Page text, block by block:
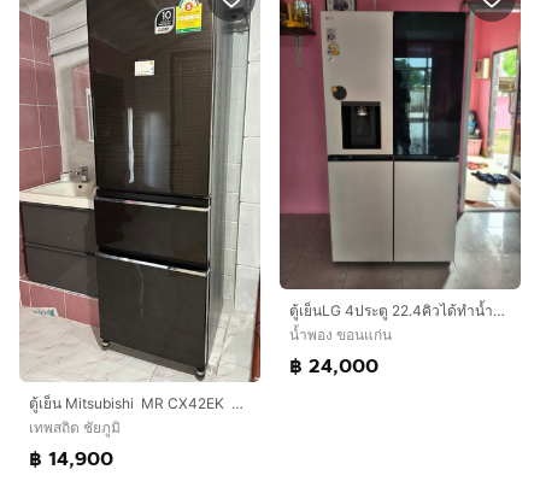
ตู้เย็น Mitsubishi MR CX42EK BRW 12.6คิว
เทพสถิต ชัยภูมิ
฿ 14,900
ตู้เย็นLG 4ประตู 22.4คิวได้ทำน้ำแข็งได้ทั้งป่นและก้อนกดน้ำได้เคาะกระจกมีไฟมีระบบค่าเชื้อโรคในตัวของใหม่ขาย
น้ำพอง ขอนแก่น
฿ 24,000